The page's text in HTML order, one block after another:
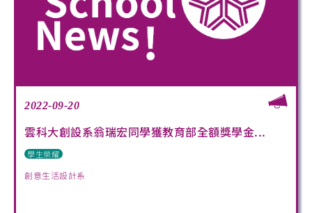
2022-09-20
雲科大創設系翁瑞宏同學獲教育部全額獎學金...
學生榮耀
創意生活設計系